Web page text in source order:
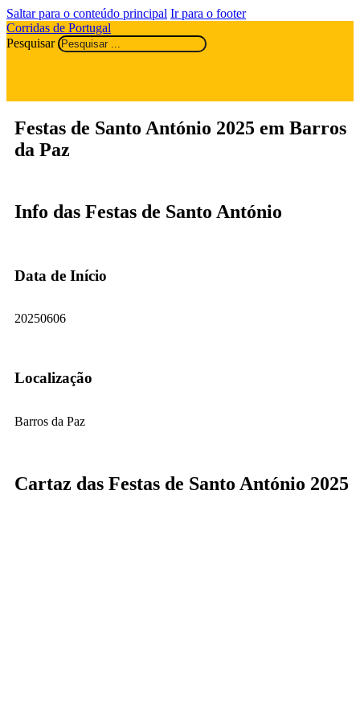
Saltar para o conteúdo principal Ir para o footer
Corridas de Portugal
Pesquisar
Festas de Santo António 2025 em Barros
da Paz
Info das Festas de Santo António
Data de Início
20250606
Localização
Barros da Paz
Cartaz das Festas de Santo António 2025